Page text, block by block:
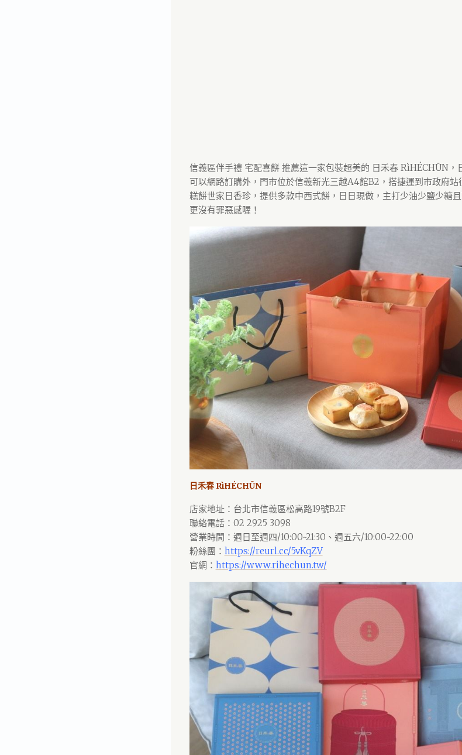
信義區伴手禮 宅配喜餅 推薦這一家包裝超美的 日禾春 RìHÉCHŪN，
可以網路訂購外，門市位於信義新光三越A4館B2，搭捷運到市政府站
糕餅世家日香珍，提供多款中西式餅，日日現做，主打少油少鹽少糖
更沒有罪惡感喔！
日禾春 RìHÉCHŪN
店家地址：台北市信義區松高路19號B2F
聯絡電話：02 2925 3098
營業時間：週日至週四/10:00~21:30、週五六/10:00~22:00
粉絲團： https://reurl.cc/5vKqZV
官網： https://www.rihechun.tw/